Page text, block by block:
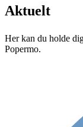
Aktuelt
Her kan du holde
Popermo.